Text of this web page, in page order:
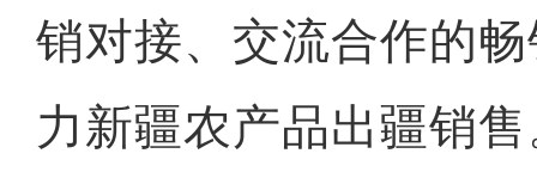
销对接、交流合作的
力新疆农产品出疆销